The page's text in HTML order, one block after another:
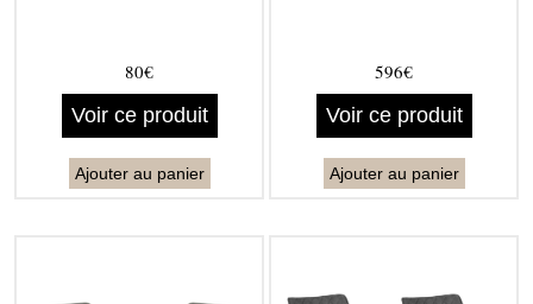
80€
Voir ce produit
Ajouter au panier
596€
Voir ce produit
Ajouter au panier